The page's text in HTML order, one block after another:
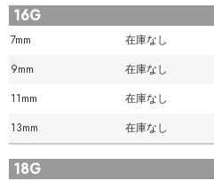
16G
7mm 在庫なし
9mm
在庫なし
11mm
在庫なし
13mm
在庫なし
18G